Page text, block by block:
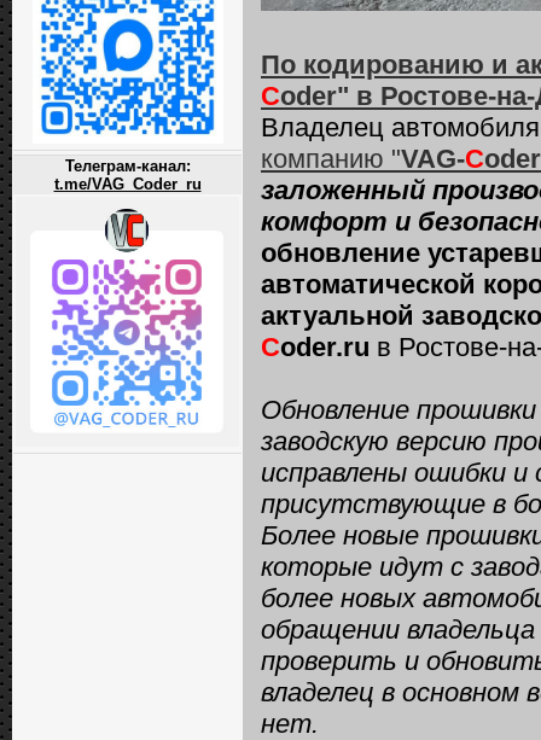
Телеграм-канал:
t.me/VAG_Coder_ru
По кодированию и
Coder" в Ростове-
Владелец
компанию "VAG-Coder
заложенный
комфорт и
обновление
автоматической
актуальной
Coder.ru в Ростове-
Обновление
заводскую версию
исправлены ошибки и
присутствующие в
Более новые
которые идут с
более новых
обращении
проверить и
владелец в основном
нет.